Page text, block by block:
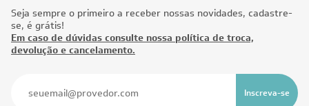
Seja sempre o primeiro a receber nossas novidades, cadastre-
se, é grátis!
Em caso de dúvidas consulte nossa política de troca,
devolução e cancelamento.
Inscreva-se